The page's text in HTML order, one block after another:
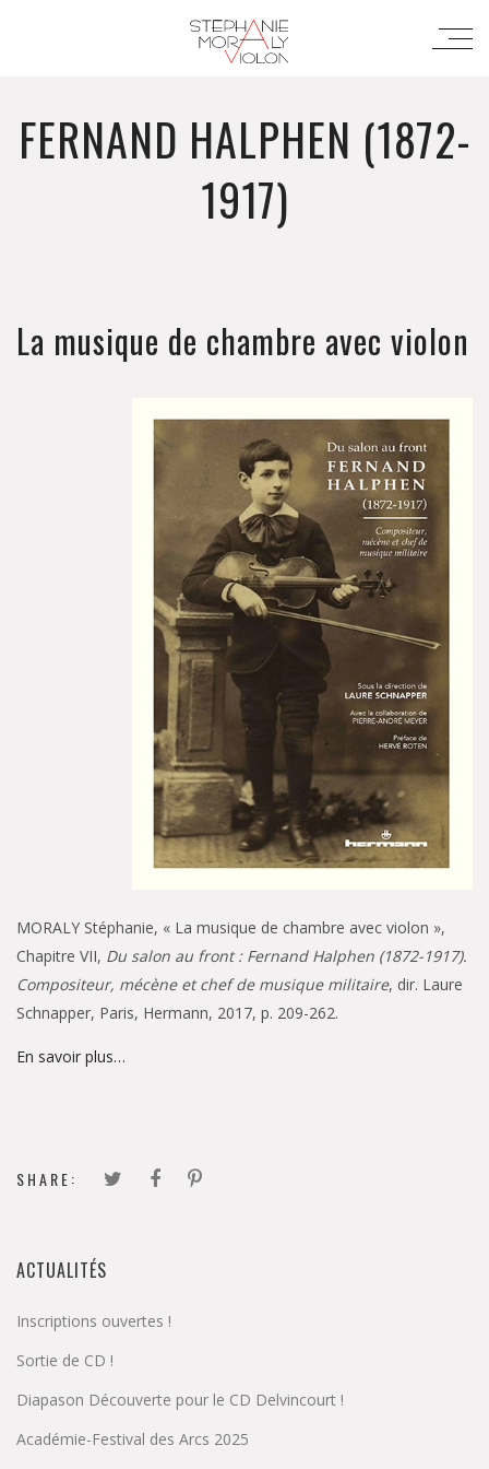
FERNAND HALPHEN (1872-
1917)
La musique de chambre avec violon
MORALY Stéphanie, « La musique de chambre avec violon »,
Chapitre VII, Du salon au front : Fernand Halphen (1872-1917).
Compositeur, mécène et chef de musique militaire, dir. Laure
Schnapper, Paris, Hermann, 2017, p. 209-262.
En savoir plus…
SHARE:
ACTUALITÉS
Inscriptions ouvertes !
Sortie de CD !
Diapason Découverte pour le CD Delvincourt !
Académie-Festival des Arcs 2025